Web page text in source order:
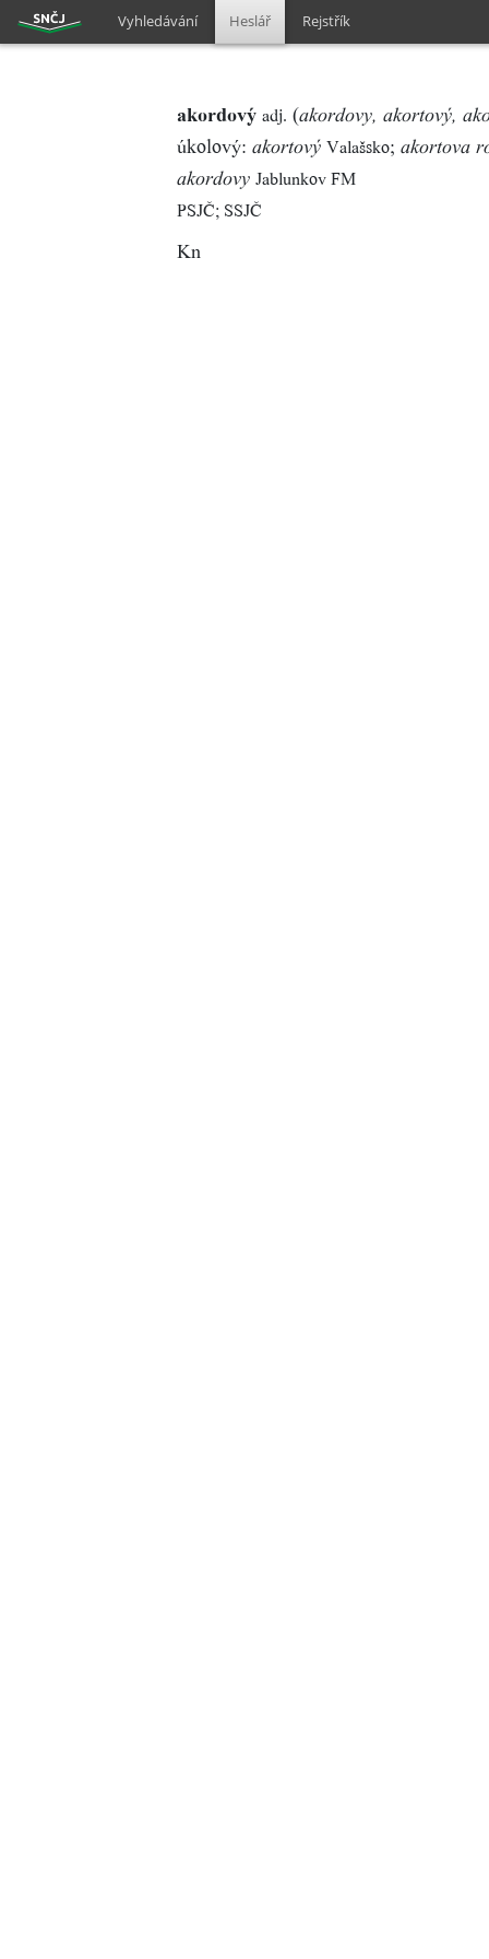
Vyhledávání Heslář Rejstřík
akordový adj. (akordovy, akortový,
úkolový: akortový Valašsko; akortova
akordovy Jablunkov FM
PSJČ; SSJČ
Kn